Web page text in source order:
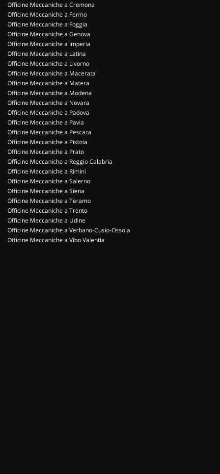
Officine Meccaniche a Cremona
Officine Meccaniche a Fermo
Officine Meccaniche a Foggia
Officine Meccaniche a Genova
Officine Meccaniche a Imperia
Officine Meccaniche a Latina
Officine Meccaniche a Livorno
Officine Meccaniche a Macerata
Officine Meccaniche a Matera
Officine Meccaniche a Modena
Officine Meccaniche a Novara
Officine Meccaniche a Padova
Officine Meccaniche a Pavia
Officine Meccaniche a Pescara
Officine Meccaniche a Pistoia
Officine Meccaniche a Prato
Officine Meccaniche a Reggio Calabria
Officine Meccaniche a Rimini
Officine Meccaniche a Salerno
Officine Meccaniche a Siena
Officine Meccaniche a Teramo
Officine Meccaniche a Trento
Officine Meccaniche a Udine
Officine Meccaniche a Verbano-Cusio-Ossola
Officine Meccaniche a Vibo Valentia